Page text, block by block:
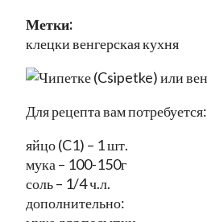
Метки:
клецки венгерская кухня
Для рецепта вам потребуется:
яйцо (C1) – 1 шт.
мука – 100-150г
соль – 1/4 ч.л.
дополнительно: